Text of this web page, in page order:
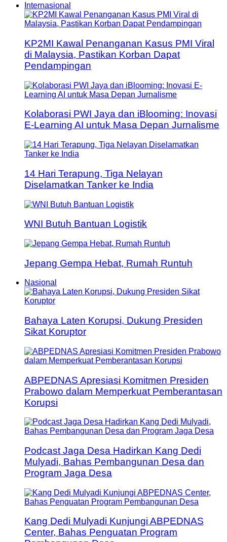
Internasional
KP2MI Kawal Penanganan Kasus PMI Viral
di Malaysia, Pastikan Korban Dapat
Pendampingan
Kolaborasi PWI Jaya dan iBlooming: Inovasi
E-Learning AI untuk Masa Depan Jurnalisme
14 Hari Terapung, Tiga Nelayan
Diselamatkan Tanker ke India
WNI Butuh Bantuan Logistik
Jepang Gempa Hebat, Rumah Runtuh
Nasional
Bahaya Laten Korupsi, Dukung Presiden
Sikat Koruptor
ABPEDNAS Apresiasi Komitmen Presiden
Prabowo dalam Memperkuat Pemberantasan
Korupsi
Podcast Jaga Desa Hadirkan Kang Dedi
Mulyadi, Bahas Pembangunan Desa dan
Program Jaga Desa
Kang Dedi Mulyadi Kunjungi ABPEDNAS
Center, Bahas Penguatan Program